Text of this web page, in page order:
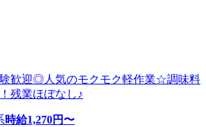
験歓迎◎人気のモクモク軽作業☆調味料
残業ほぼなし♪
時給1,270円〜